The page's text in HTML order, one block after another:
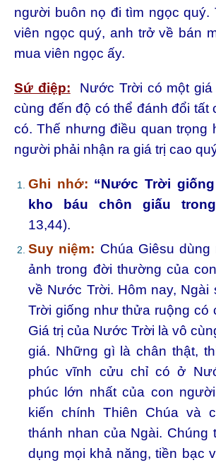
người buôn nọ đi tìm ngọc quý.
viên ngọc quý, anh trở về bán
mua viên ngọc ấy.
Sứ điệp: Nước Trời có một giá
cùng đến độ có thể đánh đổi tất
có. Thế nhưng điều quan trọng
người phải nhận ra giá trị cao
Ghi nhớ: “Nước Trời
kho báu chôn giấu
13,44).
Suy niệm: Chúa Giêsu dùng
ảnh trong đời thường của
về Nước Trời. Hôm nay, Ngài
Trời giống như thửa ruộng có
Giá trị của Nước Trời là vô
giá. Những gì là chân thật,
phúc vĩnh cửu chỉ có ở
phúc lớn nhất của con
kiến chính Thiên Chúa và
thánh nhan của Ngài. Chúng
dụng mọi khả năng, tiền bạc